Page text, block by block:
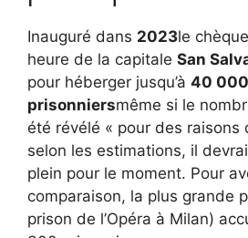
Inauguré dans 2023le
heure de la capitale San
pour héberger jusqu’à 40 000
prisonniersmême si le
été révélé « pour des raisons
selon les estimations, il
plein pour le moment. Pour
comparaison, la plus grande
prison de l’Opéra à Milan)